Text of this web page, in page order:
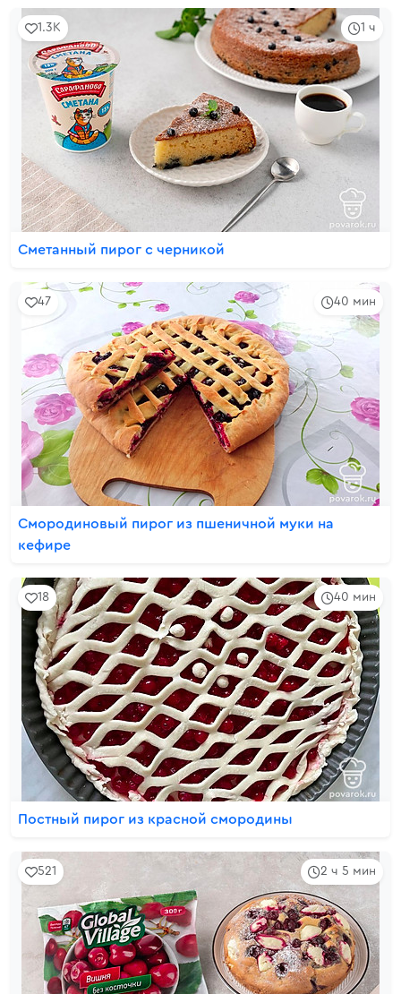
1 ч
1.3K
Сметанный пирог с черникой
40 мин
47
Смородиновый пирог из пшеничной муки на
кефире
40 мин
18
Постный пирог из красной смородины
2 ч 5 мин
521